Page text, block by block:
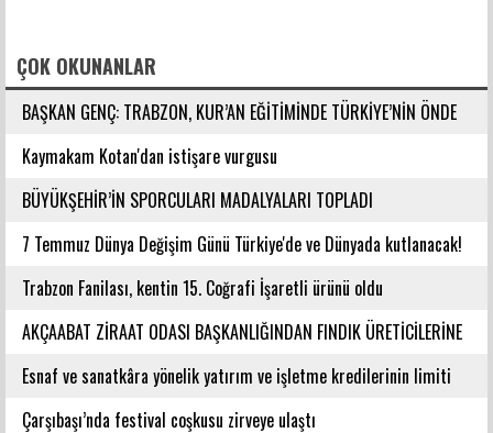
ÇOK OKUNANLAR
BAŞKAN GENÇ: TRABZON, KUR’AN EĞİTİMİNDE TÜRKİYE’NİN ÖNDE
GELEN ŞEHİRLERİNDENDİR
Kaymakam Kotan'dan istişare vurgusu
BÜYÜKŞEHİR’İN SPORCULARI MADALYALARI TOPLADI
7 Temmuz Dünya Değişim Günü Türkiye'de ve Dünyada kutlanacak!
Trabzon Fanilası, kentin 15. Coğrafi İşaretli ürünü oldu
AKÇAABAT ZİRAAT ODASI BAŞKANLIĞINDAN FINDIK ÜRETİCİLERİNE
AĞUSTOS AYI İÇİN UYARI!
Esnaf ve sanatkâra yönelik yatırım ve işletme kredilerinin limiti
artırıldı
Çarşıbaşı’nda festival coşkusu zirveye ulaştı